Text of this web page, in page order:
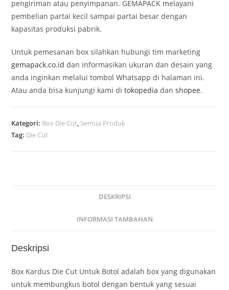
pengiriman atau penyimpanan. GEMAPACK melayani
pembelian partai kecil sampai partai besar dengan
kapasitas produksi pabrik.
Untuk pemesanan box silahkan hubungi tim marketing
gemapack.co.id dan informasikan ukuran dan desain yang
anda inginkan melalui tombol Whatsapp di halaman ini.
Atau anda bisa kunjungi kami ditokopedia danshopee.
Kategori: Box Die Cut, Semua Produk
Tag: Die Cut
DESKRIPSI
INFORMASI TAMBAHAN
Deskripsi
Box Kardus Die Cut Untuk Botol adalah box yang digunakan
untuk membungkus botol dengan bentuk yang sesuai